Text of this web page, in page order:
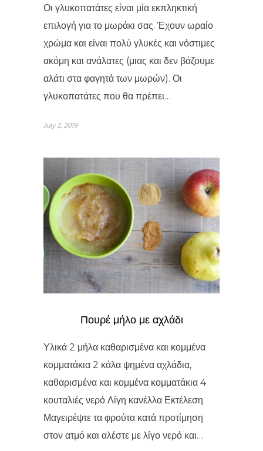
Οι γλυκοπατάτες είναι μία εκπληκτική
επιλογή για το μωράκι σας. Έχουν ωραίο
χρώμα και είναι πολύ γλυκές και νόστιμες
ακόμη και ανάλατες (μιας και δεν βάζουμε
αλάτι στα φαγητά των μωρών). Οι
γλυκοπατάτες που θα πρέπει…
July 2, 2019
Πουρέ μήλο με αχλάδι
Υλικά 2 μήλα καθαρισμένα και κομμένα
κομματάκια 2 κάλα ψημένα αχλάδια,
καθαρισμένα και κομμένα κομματάκια 4
κουταλιές νερό Λίγη κανέλλα Εκτέλεση
Μαγειρέψτε τα φρούτα κατά προτίμηση
στον ατμό και αλέστε με λίγο νερό και…